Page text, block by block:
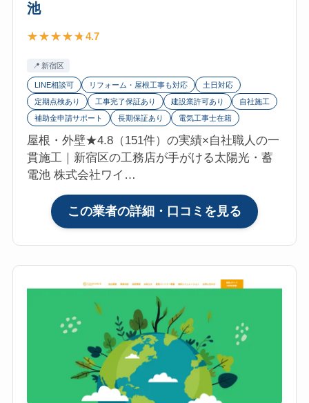
立
区）
口
コ
評
は？
マ
イ
リ
参
池
4.7
新宿区
LINE相談可 リフォーム・屋根工事も対応
土日対応
定期点検あり
工事完了保証あり 建設業許可あり
自社施工
補助金申請サポート
長期保証あり 電気工事士在籍
屋根・外壁★4.8（151件）の実績×自社職人の一
貫施工｜新宿区の工務店が手がける太陽光・蓄
電池 株式会社ワイ…
この業者の詳細・口コミを見る
株
式
会
社
ユ